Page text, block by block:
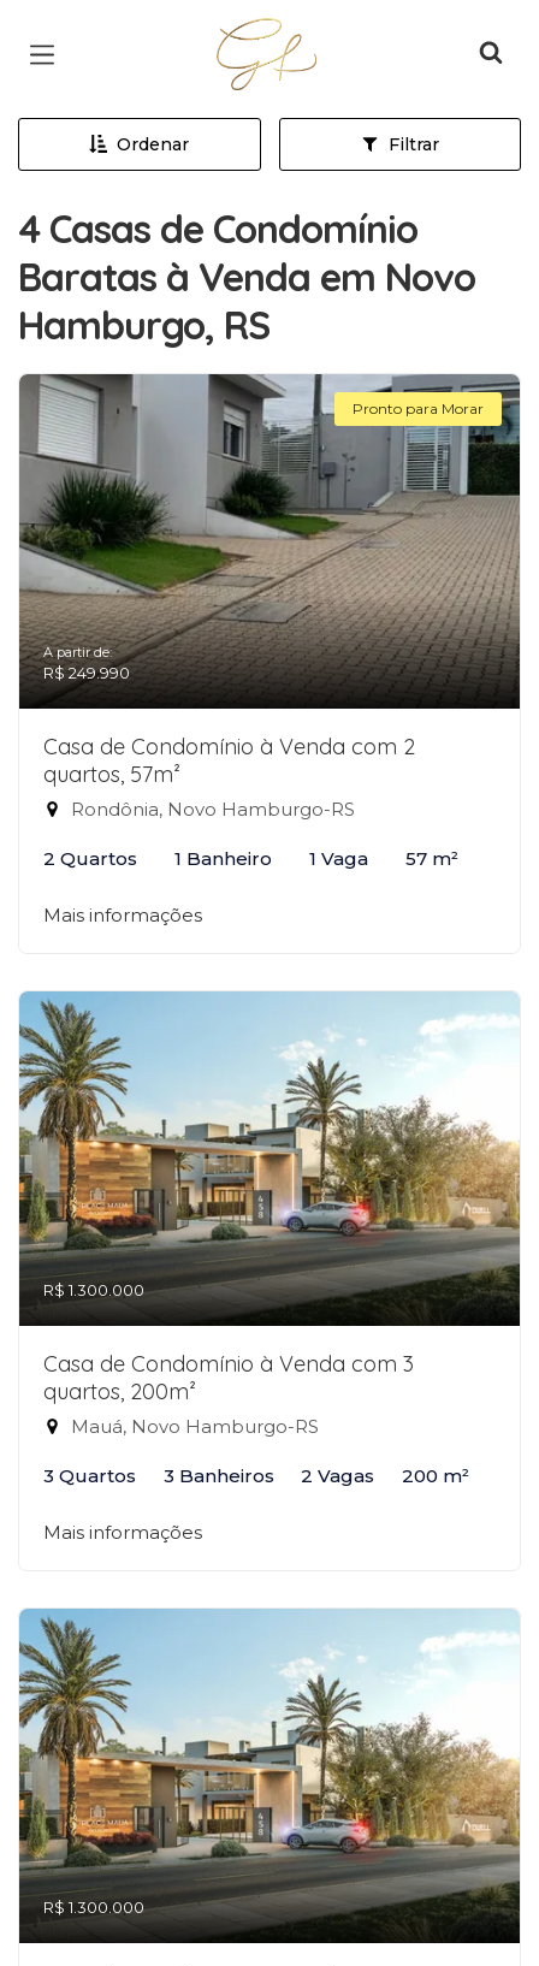
Página inicial
Ordenar Filtrar
4 Casas de Condomínio
Baratas à Venda em Novo
Hamburgo, RS
Pronto para Morar
A partir de:
R$ 249.990
Casa de Condomínio à Venda com 2
quartos, 57m²
Rondônia, Novo Hamburgo-RS
2 Quartos 1 Banheiro 1 Vaga 57 m²
Mais informações
R$ 1.300.000
Casa de Condomínio à Venda com 3
quartos, 200m²
Mauá, Novo Hamburgo-RS
3 Quartos 3 Banheiros 2 Vagas 200 m²
Mais informações
R$ 1.300.000